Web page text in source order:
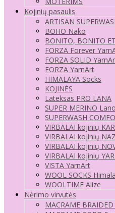
Kojinių pasaulis
ARTISAN
BOHO Nako
BONITO, BONITO
FORZA Forever
FORZA SOLID
FORZA YarnArt
HIMALAYA Socks
KOJINĖS
Lateksas PRO LANA
SUPER MERINO
SUPERWASH
VIRBALAI kojinių
VIRBALAI kojinių
VIRBALAI kojinių
VIRBALAI kojinių
VISTA YarnArt
WOOL SOCKS
WOOLTIME Alize
Nėrimo virvutės
MACRAME